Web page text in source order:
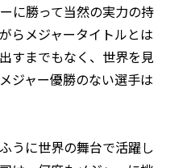
に勝って当然の実力の持
らメジャータイトルとは
すまでもなく、世界を見
ジャー優勝のない選手は
うに世界の舞台で活躍し